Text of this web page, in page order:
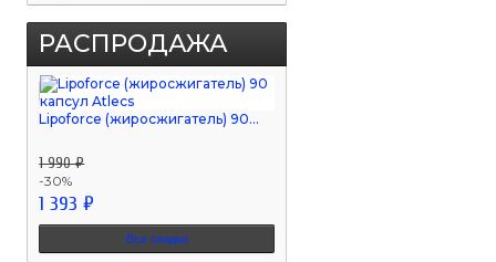
РАСПРОДАЖА
Lipoforce (жиросжигатель) 90...
1 990 ₽
-30%
1 393 ₽
Все скидки